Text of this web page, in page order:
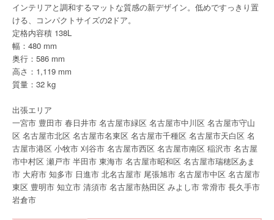
インテリアと調和するマットな質感の新デザイン。低めですっきり置
ける、コンパクトサイズの2ドア。
定格内容積 138L
幅：480 mm
奥行：586 mm
高さ：1,119 mm
質量：32 kg
出張エリア
一宮市 豊田市 春日井市 名古屋市緑区 名古屋市中川区 名古屋市守山
区 名古屋市北区 名古屋市名東区 名古屋市千種区 名古屋市天白区 名
古屋市港区 小牧市 刈谷市 名古屋市西区 名古屋市南区 稲沢市 名古屋
市中村区 瀬戸市 半田市 東海市 名古屋市昭和区 名古屋市瑞穂区あま
市 大府市 知多市 日進市 北名古屋市 尾張旭市 名古屋市中区 名古屋市
東区 豊明市 知立市 清須市 名古屋市熱田区 みよし市 常滑市 長久手市
岩倉市